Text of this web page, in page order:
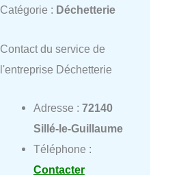
Catégorie : Déchetterie
Contact du service de
l'entreprise Déchetterie
Adresse : 72140
Sillé-le-Guillaume
Téléphone :
Contacter